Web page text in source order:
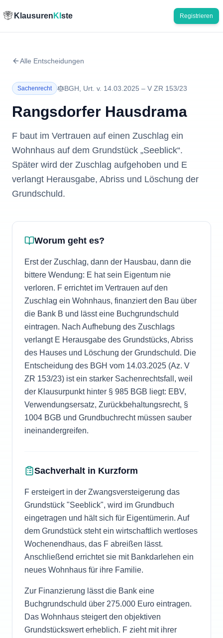
Klausuren KI ste Registrieren
Alle Entscheidungen
Sachenrecht BGH Urt. v. 14.03.2025 – V ZR 153/23
Rangsdorfer Hausdrama
F baut im Vertrauen auf einen Zuschlag ein
Wohnhaus auf dem Grundstück „Seeblick“.
Später wird der Zuschlag aufgehoben und E
verlangt Herausgabe, Abriss und Löschung der
Grundschuld.
Worum geht es?
Erst der Zuschlag, dann der Hausbau, dann die
bittere Wendung: E hat sein Eigentum nie
verloren. F errichtet im Vertrauen auf den
Zuschlag ein Wohnhaus, finanziert den Bau über
die Bank B und lässt eine Buchgrundschuld
eintragen. Nach Aufhebung des Zuschlags
verlangt E Herausgabe des Grundstücks, Abriss
des Hauses und Löschung der Grundschuld. Die
Entscheidung des BGH vom 14.03.2025 (Az. V
ZR 153/23) ist ein starker Sachenrechtsfall, weil
der Klausurpunkt hinter § 985 BGB liegt: EBV,
Verwendungsersatz, Zurückbehaltungsrecht, §
1004 BGB und Grundbuchrecht müssen sauber
ineinandergreifen.
Sachverhalt in Kurzform
F ersteigert in der Zwangsversteigerung das
Grundstück "Seeblick", wird im Grundbuch
eingetragen und hält sich für Eigentümerin. Auf
dem Grundstück steht ein wirtschaftlich wertloses
Wochenendhaus, das F abreißen lässt.
Anschließend errichtet sie mit Bankdarlehen ein
neues Wohnhaus für ihre Familie.
Zur Finanzierung lässt die Bank eine
Buchgrundschuld über 275.000 Euro eintragen.
Das Wohnhaus steigert den objektiven
Grundstückswert erheblich. F zieht mit ihrer